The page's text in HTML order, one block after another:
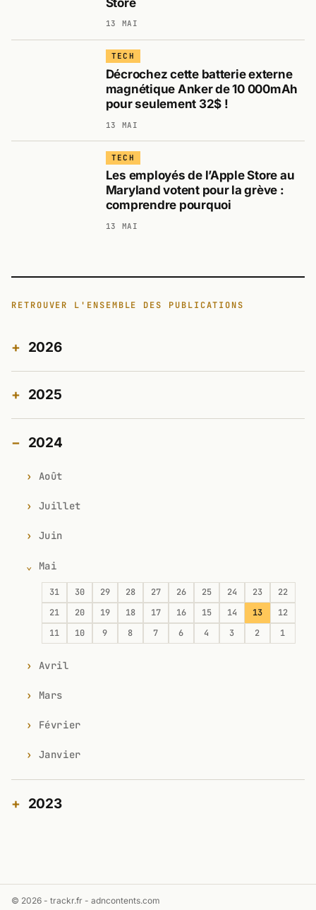
13 MAI
TECH
Décrochez cette batterie externe
magnétique Anker de 10 000mAh
pour seulement 32$ !
13 MAI
TECH
Les employés de l’Apple Store au
Maryland votent pour la grève :
comprendre pourquoi
13 MAI
RETROUVER L'ENSEMBLE DES PUBLICATIONS
2026
2025
2024
Août
Juillet
Juin
Mai
31 30 29 28 27 26 25 24 23
22
21
20 19 18 17 16 15 14 13
12
11
10 9 8 7 6 4 3 2 1
Avril
Mars
Février
Janvier
2023
© 2026 - trackr.fr - adncontents.com